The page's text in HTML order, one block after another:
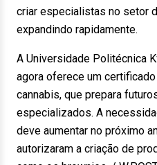
criar especialistas no setor
expandindo rapidamente.
A Universidade Politécnica
agora oferece um
cannabis, que prepara
especializados. A
deve aumentar no próximo
autorizaram a criação de